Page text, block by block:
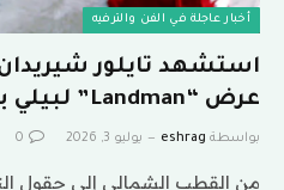
أخبار عاجلة في الفن والترفيه
عرض “Landman” لبيلي بوب ثورنتون
بواسطة eshrag يوليو 3, 2026 0
من القطب الشمالي إلى حقول